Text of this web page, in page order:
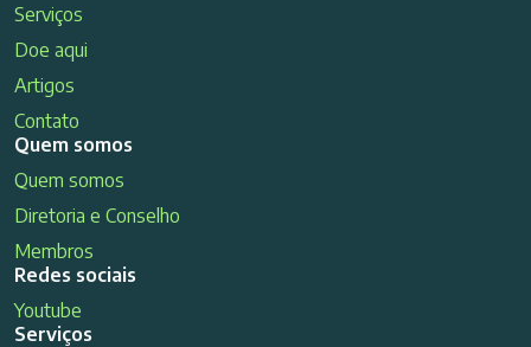
Serviços
Doe aqui
Artigos
Contato
Quem somos
Quem somos
Diretoria e Conselho
Membros
Redes sociais
Youtube
Serviços